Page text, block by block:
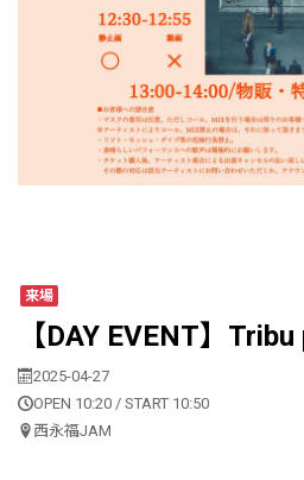
来場
【DAY EVENT】
2025-04-27
OPEN 10:20 / START 10:50
西永福JAM